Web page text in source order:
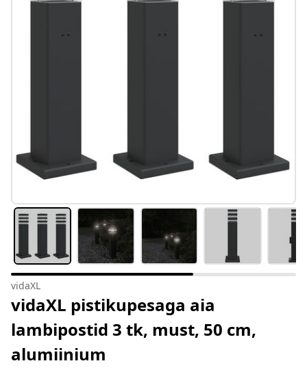
vidaXL
vidaXL pistikupesaga aia
lambipostid 3 tk, must, 50 cm,
alumiinium